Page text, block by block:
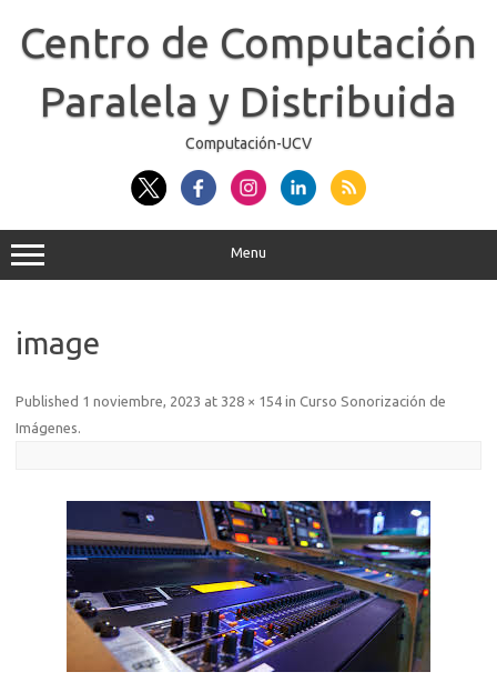
content
Centro de Computación
Paralela y Distribuida
Computación-UCV
Menu
image
Published 1 noviembre, 2023 at 328 × 154 in Curso Sonorización de
Imágenes.